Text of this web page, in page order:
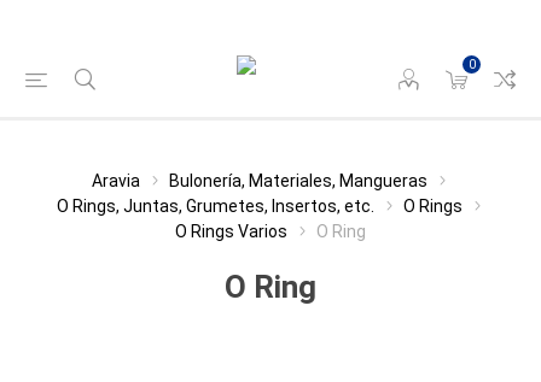
0
Aravia
Bulonería, Materiales, Mangueras
O Rings, Juntas, Grumetes, Insertos, etc.
O Rings
O Rings Varios
O Ring
O Ring